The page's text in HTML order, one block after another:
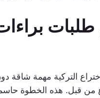
التركية مهمة شاقة
قبل. هذه الخطوة